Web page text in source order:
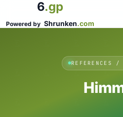
6.gp
Powered by Shrunken.com
REFERENCES /